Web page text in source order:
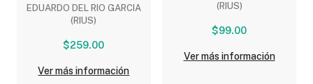
EDUARDO DEL RIO GARCIA
(RIUS)
$259.00
Ver más información
(RIUS)
$99.00
Ver más información